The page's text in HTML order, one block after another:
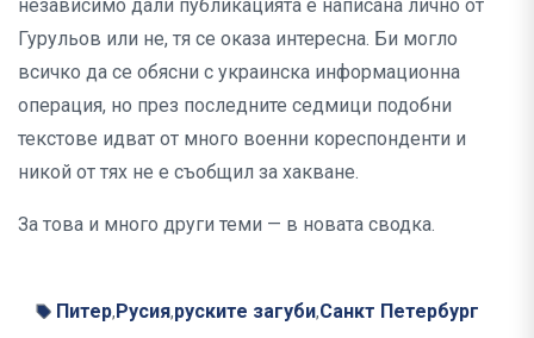
независимо дали публикацията е написана лично от
Гурульов или не, тя се оказа интересна. Би могло
всичко да се обясни с украинска информационна
операция, но през последните седмици подобни
текстове идват от много военни кореспонденти и
никой от тях не е съобщил за хакване.
За това и много други теми — в новата сводка.
Питер, Русия,руските загуби,Санкт Петербург